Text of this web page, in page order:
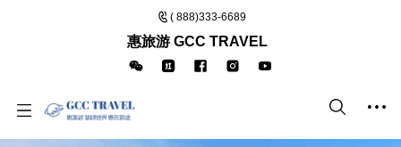
( 888)333-6689
惠旅游 GCC TRAVEL